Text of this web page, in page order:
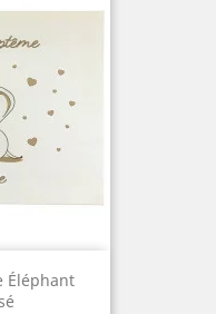
Éléphant